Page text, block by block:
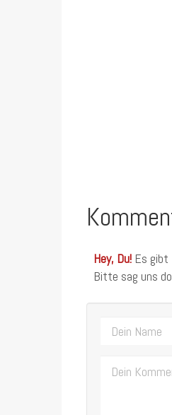
Hey, Du! Es gibt
Bitte sag uns